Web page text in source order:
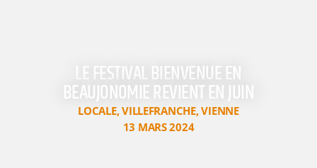
LE FESTIVAL BIENVENUE EN
BEAUJONOMIE REVIENT EN JUIN
LOCALE,VILLEFRANCHE,VIENNE
13 MARS 2024